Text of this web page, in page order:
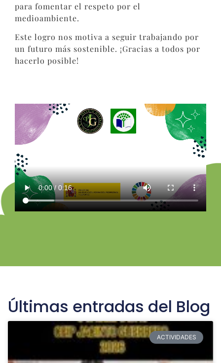
para fomentar el respeto por el
medioambiente.
Este logro nos motiva a seguir trabajando por
un futuro más sostenible. ¡Gracias a todos por
hacerlo posible!
Últimas entradas del Blog
ACTIVIDADES